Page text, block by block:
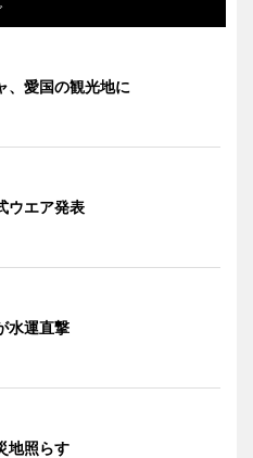
、愛国の観光地に
ウエア発表
水運直撃
地照らす